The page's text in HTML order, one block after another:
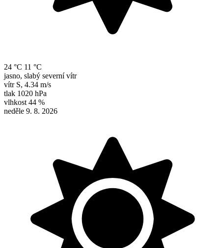
24 °C 11 °C
jasno, slabý severní vítr
vítr S, 4.34 m/s
tlak 1020 hPa
vlhkost 44 %
neděle 9. 8. 2026